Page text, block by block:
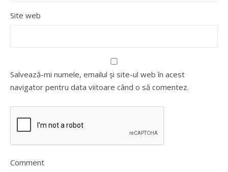
Site web
Salvează-mi numele, emailul și site-ul web în acest
navigator pentru data viitoare când o să comentez.
Comment